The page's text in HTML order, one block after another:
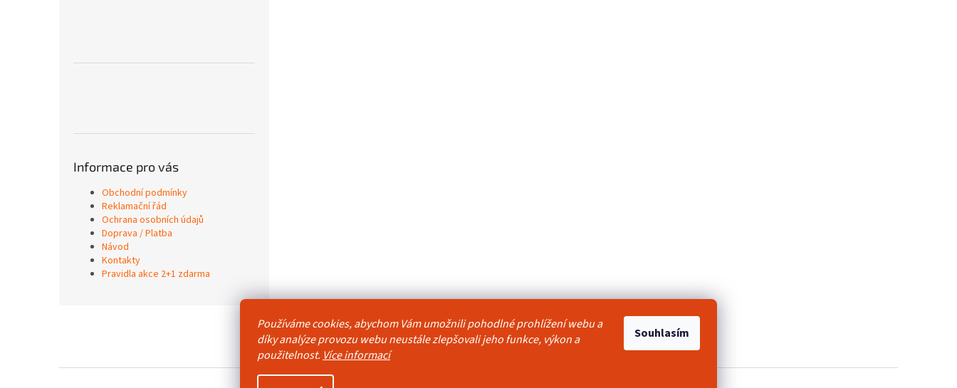
Používáme cookies, abychom Vám umožnili pohodlné prohlížení webu a
díky analýze provozu webu neustále zlepšovali jeho funkce, výkon a
použitelnost. Více informací
Souhlasím
Informace pro vás
Obchodní podmínky
Reklamační řád
Ochrana osobních údajů
Doprava / Platba
Návod
Kontakty
Pravidla akce 2+1 zdarma
Obchodní podmínky Reklamační řád Ochrana osobních údajů Kontakty Pravidla akce 2+1 zdarma